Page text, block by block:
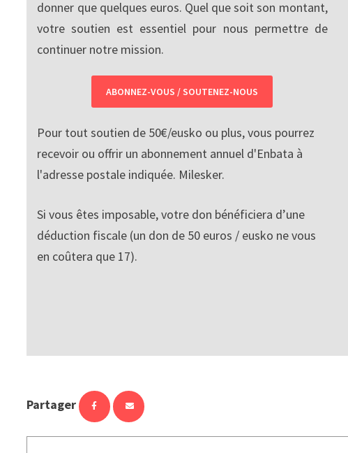
donner que quelques euros. Quel que soit son montant,
votre soutien est essentiel pour nous permettre de
continuer notre mission.
ABONNEZ-VOUS / SOUTENEZ-NOUS
Pour tout soutien de 50€/eusko ou plus, vous pourrez
recevoir ou offrir un abonnement annuel d'Enbata à
l'adresse postale indiquée. Milesker.
Si vous êtes imposable, votre don bénéficiera d’une
déduction fiscale (un don de 50 euros / eusko ne vous
en coûtera que 17).
Partager